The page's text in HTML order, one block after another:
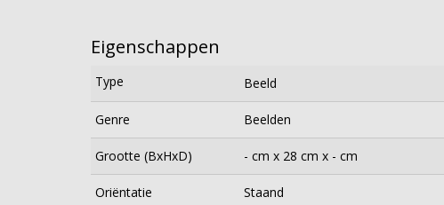
Eigenschappen
Type Beeld
Genre Beelden
Grootte (BxHxD) - cm x 28 cm x - cm
Oriëntatie Staand